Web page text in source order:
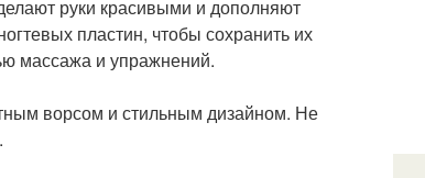
руки красивыми и дополняют
пластин, чтобы сохранить их
массажа и упражнений.
ворсом и стильным дизайном. Не